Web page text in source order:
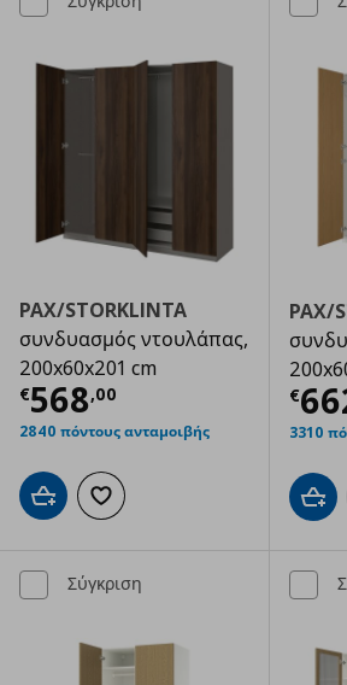
PAX/STORKLINTA
συνδυασμός ντουλάπας,
200x60x201 cm
€568,00
Τρέχουσα τιμή €
2840 πόντους ανταμοιβής
Προσθήκη στο καλάθι
Προσθήκη στα αγαπημένα
PAX/
€
3310
Σύγκριση